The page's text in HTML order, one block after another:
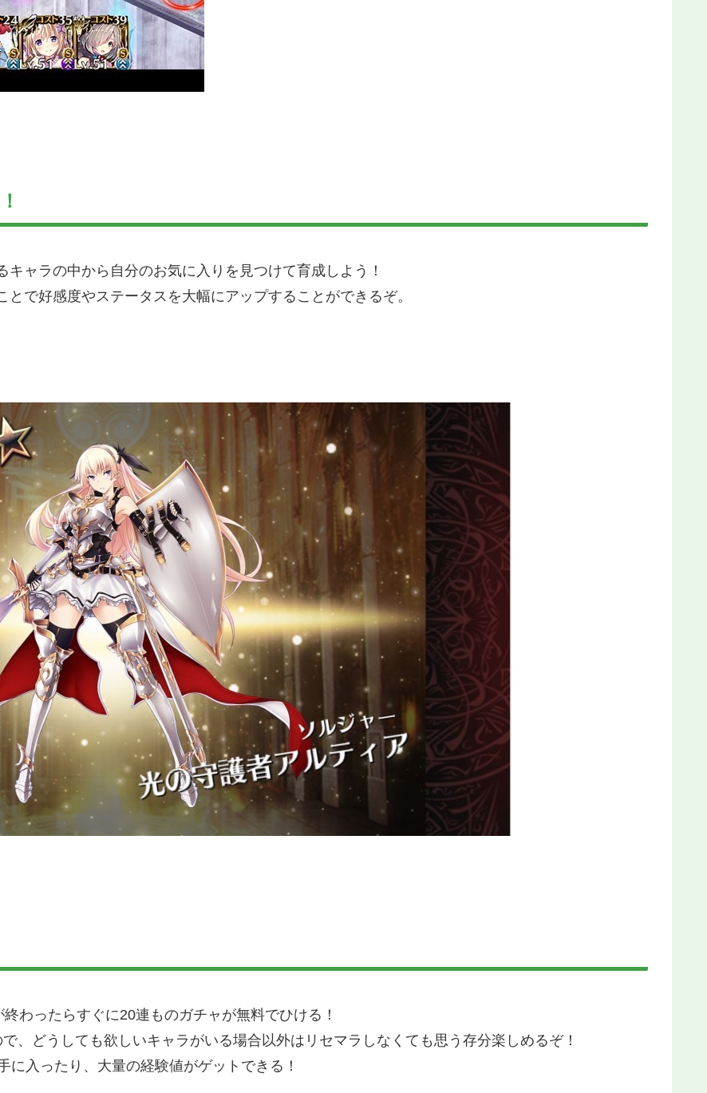
ャラの中から自分のお気に入りを見つけて育成しよう！
で好感度やステータスを大幅にアップすることができるぞ。
わったらすぐに20連ものガチャが無料でひける！
、どうしても欲しいキャラがいる場合以外はリセマラしなくても思う存分楽しめるぞ！
入ったり、大量の経験値がゲットできる！